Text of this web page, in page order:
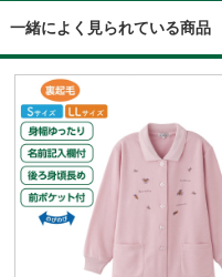
一緒によく見られている商品